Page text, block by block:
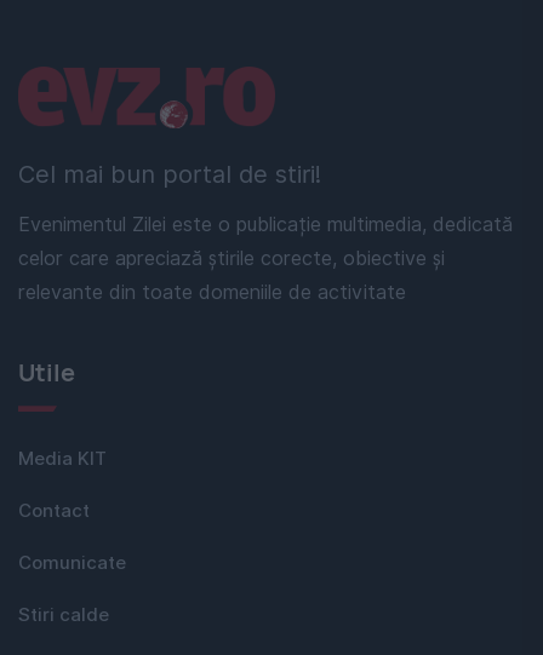
Cel mai bun portal de stiri!
Evenimentul Zilei este o publicație multimedia, dedicată
celor care apreciază știrile corecte, obiective și
relevante din toate domeniile de activitate
Linkuri utile
Utile
Media KIT
Contact
Comunicate
Stiri calde